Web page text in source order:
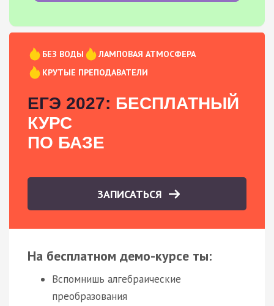
БЕЗ ВОДЫ
ЛАМПОВАЯ АТМОСФЕРА
КРУТЫЕ ПРЕПОДАВАТЕЛИ
ЕГЭ 2027: БЕСПЛАТНЫЙ
КУРС
ПО БАЗЕ
ЗАПИСАТЬСЯ
На бесплатном демо-курсе ты:
Вспомнишь алгебраические
преобразования